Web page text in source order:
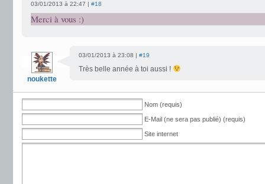
03/01/2013 à 22:47 | #18
Merci à vous :)
noukette
03/01/2013 à 23:08 | #19
Très belle année à toi aussi !
Nom (requis)
E-Mail (ne sera pas publié) (requis)
Site internet